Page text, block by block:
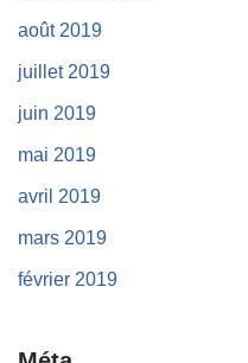
août 2019
juillet 2019
juin 2019
mai 2019
avril 2019
mars 2019
février 2019